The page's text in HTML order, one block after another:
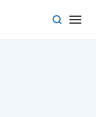
ZoekenMenu